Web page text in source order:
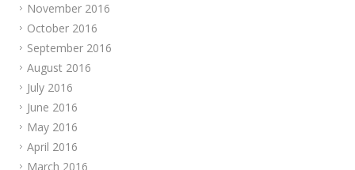
November 2016
October 2016
September 2016
August 2016
July 2016
June 2016
May 2016
April 2016
March 2016